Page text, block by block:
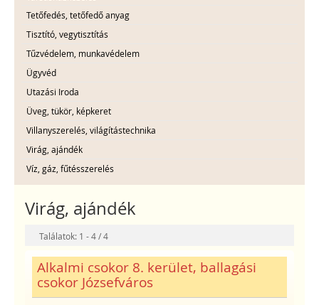
Tetőfedés, tetőfedő anyag
Tisztító, vegytisztítás
Tűzvédelem, munkavédelem
Ügyvéd
Utazási Iroda
Üveg, tükör, képkeret
Villanyszerelés, világítástechnika
Virág, ajándék
Víz, gáz, fűtésszerelés
Virág, ajándék
Találatok: 1 - 4 / 4
Alkalmi csokor 8. kerület, ballagási
csokor Józsefváros